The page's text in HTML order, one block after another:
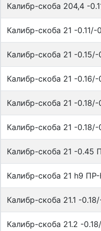
Калибр-скоба 204,4 -
Калибр-скоба 21 -
Калибр-скоба 21 -0.15/-
Калибр-скоба 21 -0.16/-
Калибр-скоба 21 -
Калибр-скоба 21 -
Калибр-скоба 21 -0.45
Калибр-скоба 21 h9
Калибр-скоба 21.1 -
Калибр-скоба 21.2 -